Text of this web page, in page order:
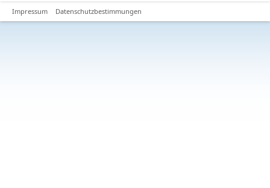
Impressum Datenschutzbestimmungen